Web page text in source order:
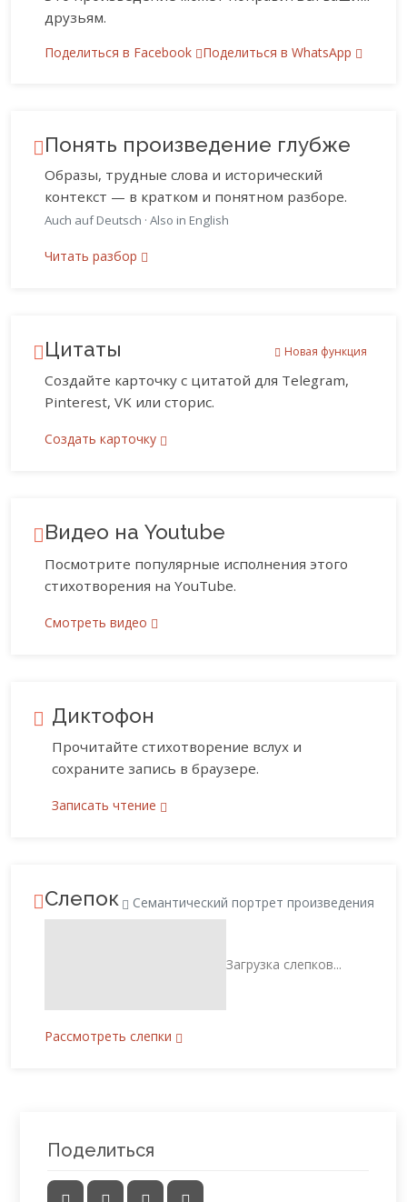
друзьям.
Поделиться в Facebook Поделиться в WhatsApp
Понять произведение глубже
Образы, трудные слова и исторический
контекст — в кратком и понятном разборе.
Auch auf Deutsch · Also in English
Читать разбор
Цитаты Новая функция
Создайте карточку с цитатой для Telegram,
Pinterest, VK или сторис.
Создать карточку
Видео на Youtube
Посмотрите популярные исполнения этого
стихотворения на YouTube.
Смотреть видео
Диктофон
Прочитайте стихотворение вслух и
сохраните запись в браузере.
Записать чтение
Слепок Семантический портрет произведения
Загрузка слепков...
Рассмотреть слепки
Поделиться